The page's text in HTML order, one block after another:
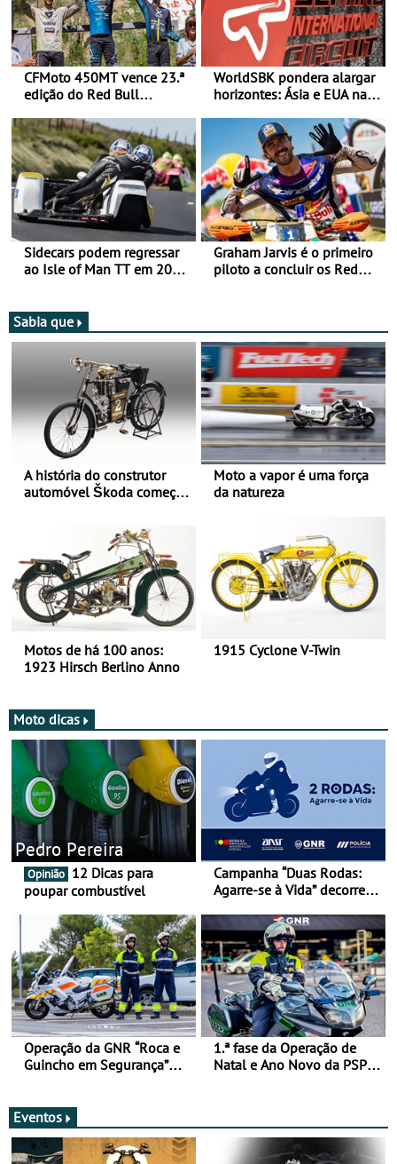
CFMoto 450MT vence 23.ª
edição do Red Bull
Categorias Adventure -
Vitória na Ultimate, Core e
Lite
WorldSBK pondera alargar
horizontes: Ásia e EUA na
Sidecars podem regressar
ao Isle of Man TT em 2027
Graham Jarvis é o primeiro
piloto a concluir os Red
Sabia que
A história do construtor
automóvel Škoda começou
Moto a vapor é uma força
da natureza
Motos de há 100 anos:
1923 Hirsch Berlino Anno
1915 Cyclone V-Twin
Moto dicas
Pedro Pereira
Opinião
poupar combustível
Campanha “Duas Rodas:
Agarre-se à Vida” decorre
Operação da GNR “Roca e
Guincho em Segurança”
1.ª fase da Operação de
Natal e Ano Novo da PSP e
Eventos